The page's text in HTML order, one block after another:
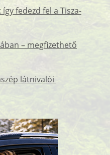
fedezd fel a Tisza-
– megfizethető
látnivalói